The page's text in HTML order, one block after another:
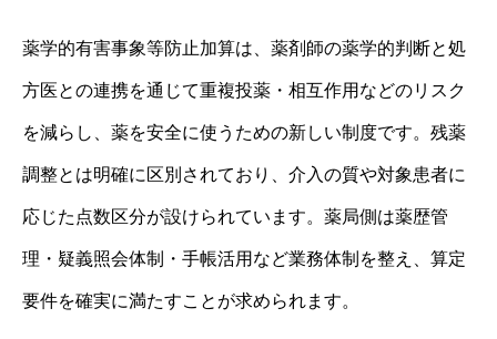
薬学的有害事象等防止加算は、薬剤師の薬学的判断と処
方医との連携を通じて重複投薬・相互作用などのリスク
を減らし、薬を安全に使うための新しい制度です。残薬
調整とは明確に区別されており、介入の質や対象患者に
応じた点数区分が設けられています。薬局側は薬歴管
理・疑義照会体制・手帳活用など業務体制を整え、算定
要件を確実に満たすことが求められます。